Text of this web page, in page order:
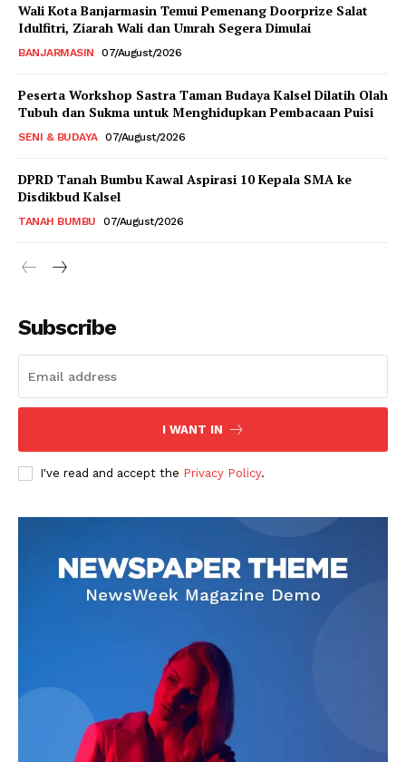
Wali Kota Banjarmasin Temui Pemenang Doorprize Salat
Idulfitri, Ziarah Wali dan Umrah Segera Dimulai
BANJARMASIN 07/August/2026
Peserta Workshop Sastra Taman Budaya Kalsel Dilatih Olah
Tubuh dan Sukma untuk Menghidupkan Pembacaan Puisi
SENI & BUDAYA 07/August/2026
DPRD Tanah Bumbu Kawal Aspirasi 10 Kepala SMA ke
Disdikbud Kalsel
TANAH BUMBU 07/August/2026
Subscribe
I WANT IN
I've read and accept the Privacy Policy.